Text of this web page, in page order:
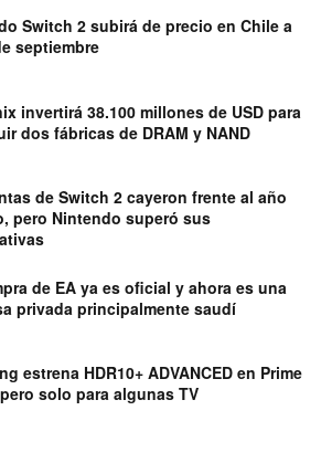
Switch 2 subirá de precio en Chile a
septiembre
invertirá 38.100 millones de USD para
dos fábricas de DRAM y NAND
de Switch 2 cayeron frente al año
pero Nintendo superó sus
de EA ya es oficial y ahora es una
privada principalmente saudí
estrena HDR10+ ADVANCED en Prime
solo para algunas TV